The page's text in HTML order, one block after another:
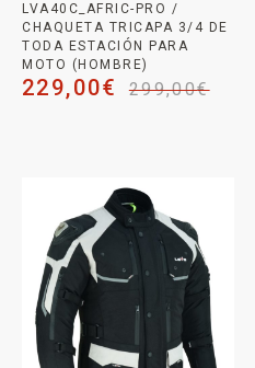
LVA40C_AFRIC-PRO /
CHAQUETA TRICAPA 3/4 DE
TODA ESTACIÓN PARA
MOTO (HOMBRE)
299,00€
229,00€